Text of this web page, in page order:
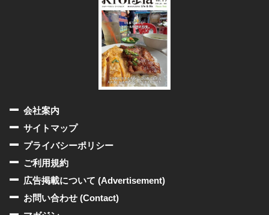
会社案内
サイトマップ
プライバシーポリシー
ご利用規約
広告掲載について (Advertisement)
お問い合わせ (Contact)